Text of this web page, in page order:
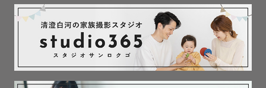
のヘッドバンド、ベビークラウン、リボン3色）
背景布(白、水色、ピンク)
木目背景布(白、茶色系)
※生花を使用する場合はゲスト様にご準備をお願いしてお
ります。